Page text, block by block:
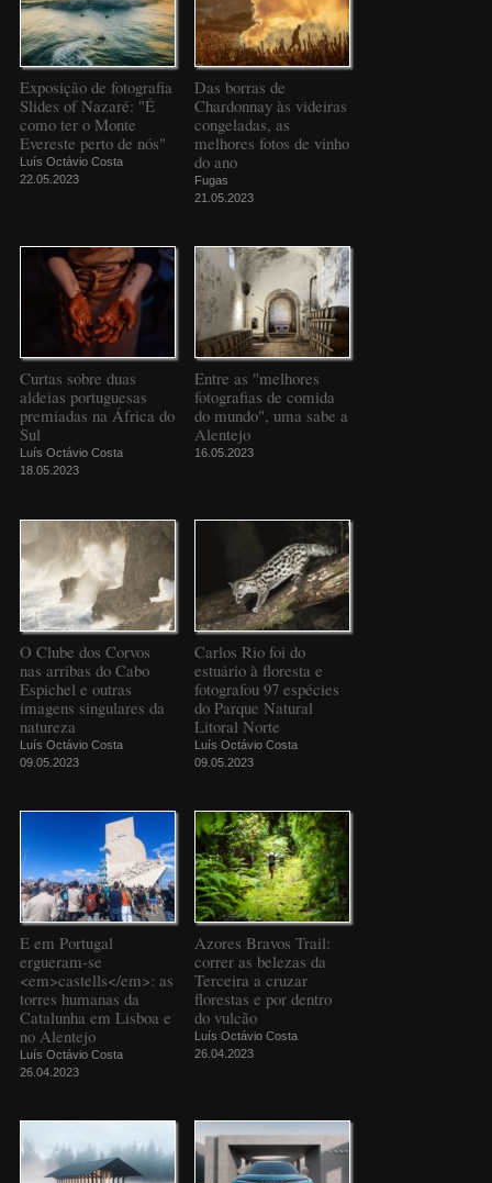
Exposição de fotografia
Slides of Nazaré: "É
como ter o Monte
Evereste perto de nós"
Luís Octávio Costa
22.05.2023
Das borras de
Chardonnay às videiras
congeladas, as
melhores fotos de vinho
do ano
Fugas
21.05.2023
Curtas sobre duas
aldeias portuguesas
premiadas na África do
Sul
Luís Octávio Costa
18.05.2023
Entre as "melhores
fotografias de comida
do mundo", uma sabe a
Alentejo
16.05.2023
O Clube dos Corvos
nas arribas do Cabo
Espichel e outras
imagens singulares da
natureza
Luís Octávio Costa
09.05.2023
Carlos Rio foi do
estuário à floresta e
fotografou 97 espécies
do Parque Natural
Litoral Norte
Luís Octávio Costa
09.05.2023
E em Portugal
ergueram-se
<em>castells</em>: as
torres humanas da
Catalunha em Lisboa e
no Alentejo
Luís Octávio Costa
26.04.2023
Azores Bravos Trail:
correr as belezas da
Terceira a cruzar
florestas e por dentro
do vulcão
Luís Octávio Costa
26.04.2023